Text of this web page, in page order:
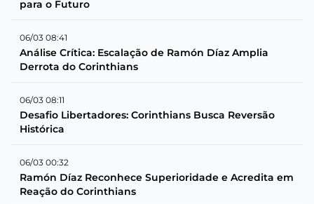
para o Futuro
06/03 08:41
Análise Crítica: Escalação de Ramón Díaz Amplia
Derrota do Corinthians
06/03 08:11
Desafio Libertadores: Corinthians Busca Reversão
Histórica
06/03 00:32
Ramón Díaz Reconhece Superioridade e Acredita em
Reação do Corinthians